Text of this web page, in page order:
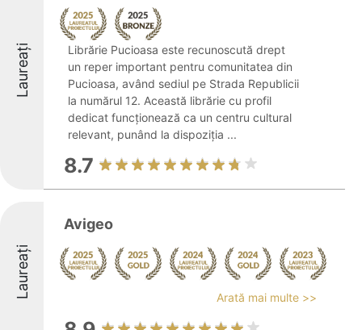
Laureați
Librărie Pucioasa este recunoscută drept
un reper important pentru comunitatea din
Pucioasa, având sediul pe Strada Republicii
la numărul 12. Această librărie cu profil
dedicat funcționează ca un centru cultural
relevant, punând la dispoziția ...
8.7
Laureați
Avigeo
Arată mai multe >>